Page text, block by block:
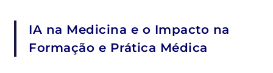
IA na Medicina e o Impacto na
Formação e Prática Médica